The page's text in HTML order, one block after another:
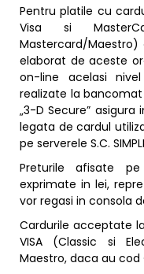
Pentru platile cu
Visa si
Mastercard/Maestro)
elaborat de aceste
on-line acelasi
realizate la
„3-D Secure”
legata de cardul
pe serverele S.C.
Preturile afisate
exprimate in lei,
vor regasi in consola
Cardurile acceptate
VISA (Classic si
Maestro, daca au cod